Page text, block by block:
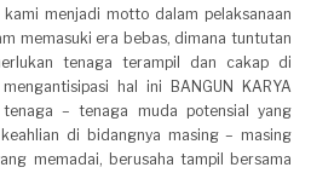
kami menjadi motto dalam pelaksanaan
memasuki era bebas, dimana tuntutan
tenaga terampil dan cakap di
hal ini BANGUN KARYA
– tenaga muda potensial yang
di bidangnya masing – masing
memadai, berusaha tampil bersama